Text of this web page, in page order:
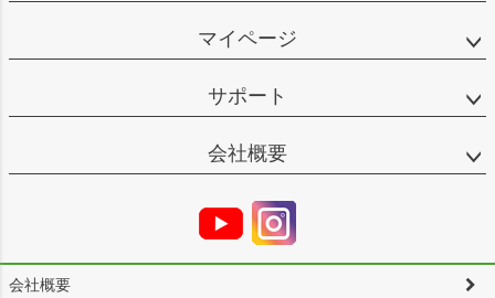
マイページ
サポート
会社概要
会社概要